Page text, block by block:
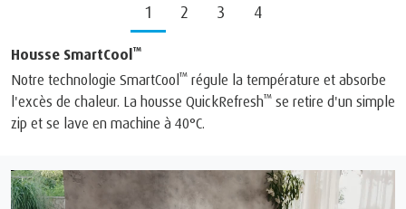
1 2 3 4
Housse SmartCool ™
Notre technologie SmartCool ™ régule la température et absorbe
l'excès de chaleur. La housse QuickRefresh™ se retire d'un simple
zip et se lave en machine à 40°C.